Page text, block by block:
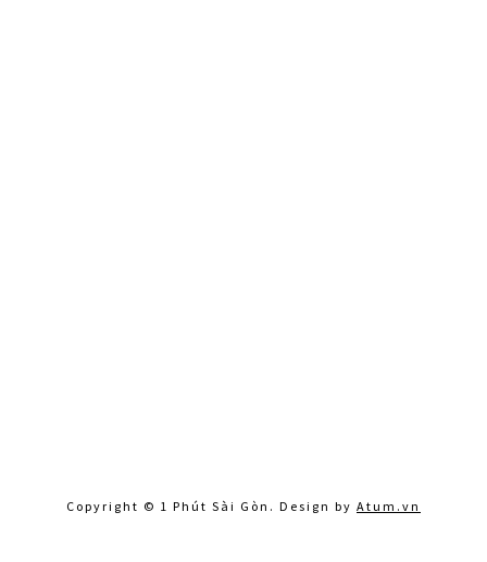
Copyright © 1 Phút Sài Gòn. Design by Atum.vn